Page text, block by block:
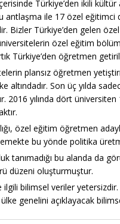
Türkiye’den ikili
antlaşma ile 17 özel
Bizler Türkiye’den gelen
özel eğitim
Türkiye’den öğretmen
plansız öğretmen
altındadır. Son üç yılda
2016 yılında dört üniversiten
özel eğitim öğretmen
bu yönde politika
tanımadığı bu alanda da
düzeni oluşturmuştur.
ilgili bilimsel veriler
genelini açıklayacak